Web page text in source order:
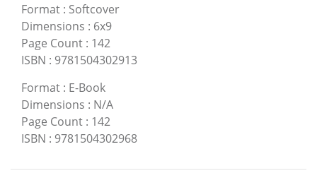
Format : Softcover
Dimensions : 6x9
Page Count : 142
ISBN : 9781504302913
Format : E-Book
Dimensions : N/A
Page Count : 142
ISBN : 9781504302968